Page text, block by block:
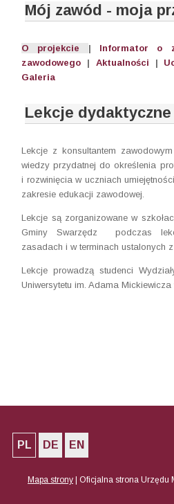
Mój zawód - moja
O projekcie | Informator o
zawodowego | Aktualności |
Galeria
Lekcje dydaktyczne
Lekcje z konsultantem
wiedzy przydatnej do określenia
i rozwinięcia w uczniach
zakresie edukacji zawodowej.
Lekcje są zorganizowane w
Gminy Swarzędz podczas
zasadach i w terminach ustalonych z
Lekcje prowadzą studenci
Uniwersytetu im. Adama Mickiewicza
PL DE EN
Mapa strony Oficjalna strona Urzędu